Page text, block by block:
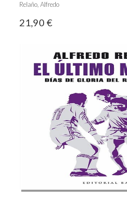
Relaño, Alfredo
21,90 €